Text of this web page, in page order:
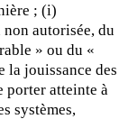
; (i)
autorisée, du
» ou du «
la jouissance des
porter atteinte à
systèmes,